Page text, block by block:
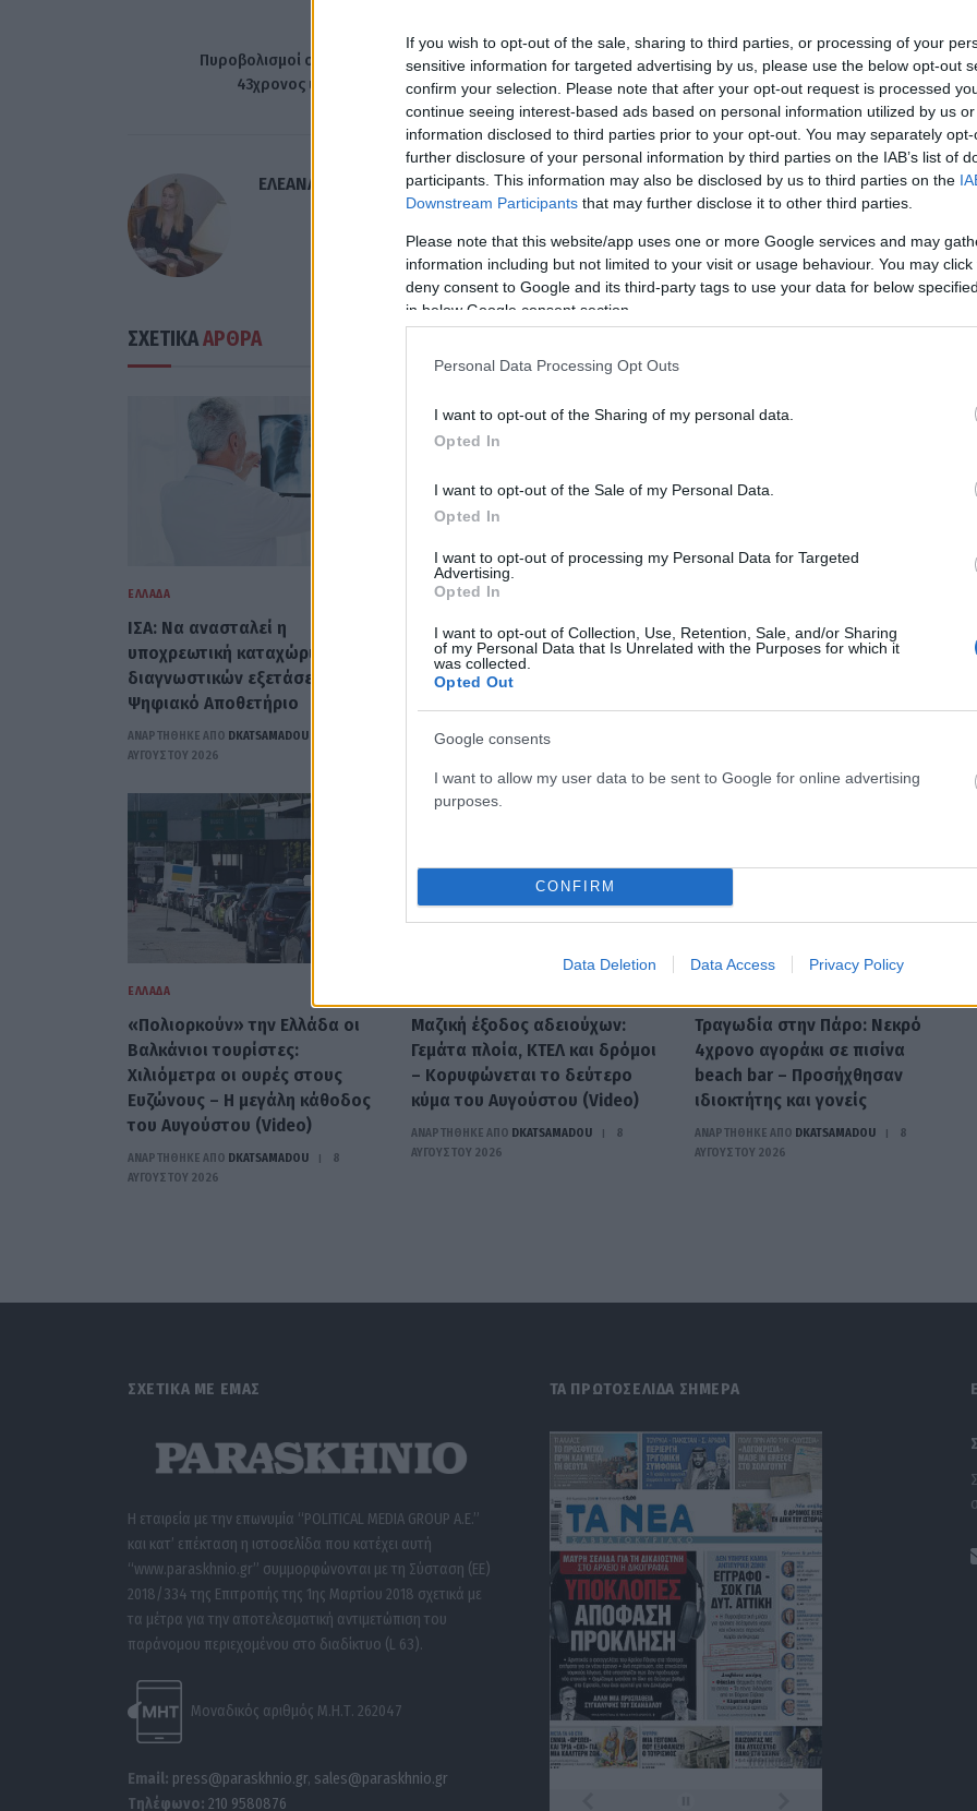
If you wish to opt-out of the sale, sharing to third parties, or processing of your
sensitive information for targeted advertising by us, please use the below opt-out
confirm your selection. Please note that after your opt-out request is processed
continue seeing interest-based ads based on personal information utilized by us
information disclosed to third parties prior to your opt-out. You may separately
further disclosure of your personal information by third parties on the IAB’s list of
participants. This information may also be disclosed by us to third parties on the
Downstream Participants that may further disclose it to other third parties.
Please note that this website/app uses one or more Google services and may
information including but not limited to your visit or usage behaviour. You may
deny consent to Google and its third-party tags to use your data for below
in below Google consent section.
Personal Data Processing Opt Outs
I want to opt-out of the Sharing of my personal data.
Opted In
I want to opt-out of the Sale of my Personal Data.
Opted In
I want to opt-out of processing my Personal Data for Targeted
Advertising.
Opted In
I want to opt-out of Collection, Use, Retention, Sale, and/or Sharing
of my Personal Data that Is Unrelated with the Purposes for which it
was collected.
Opted Out
Google consents
I want to allow my user data to be sent to Google for online advertising
purposes.
CONFIRM
Data Deletion Data Access Privacy Policy
Πυροβολισμοί στην Νέα Ερυθραία: Νεκρός
43χρονος υπάλληλος φυσικού αερίου
Κορωνοϊός: Παραμένουν πάνω από τα 3.000 τα
κρούσματα – Τι λέει ο ΕΟΔΥ
ΕΛΕΑΝΑ ΖΑΜΠΑΡΑ
ΣΧΕΤΙΚΑΑΡΘΡΑ
ΕΛΛΆΔΑ
ΙΣΑ: Να ανασταλεί η
υποχρεωτική καταχώριση
διαγνωστικών εξετάσεων στο
Ψηφιακό Αποθετήριο
ΑΝΑΡΤΗΘΗΚΕ ΑΠΟ DKATSAMADOU
ΑΥΓΟΎΣΤΟΥ 2026
ΕΛΛΆΔΑ
Προληπτική ανάκληση
μαρμελάδας φράουλα – Ποια
παρτίδα αφορά
ΑΝΑΡΤΗΘΗΚΕ ΑΠΟDKATSAMADOU
8
ΑΥΓΟΎΣΤΟΥ 2026
Αθηνών – Σουνίου: Ακόμη μία
αναστροφή, ακόμη ένα τροχαίο
ΕΛΛΆΔΑ
«Πολιορκούν» την Ελλάδα οι
Βαλκάνιοι τουρίστες:
Χιλιόμετρα οι ουρές στους
Ευζώνους – Η μεγάλη κάθοδος
του Αυγούστου (Video)
ΑΝΑΡΤΗΘΗΚΕ ΑΠΟ DKATSAMADOU
8
ΑΥΓΟΎΣΤΟΥ 2026
Μαζική έξοδος αδειούχων:
Γεμάτα πλοία, ΚΤΕΛ και δρόμοι
– Κορυφώνεται το δεύτερο
κύμα του Αυγούστου (Video)
ΑΝΑΡΤΗΘΗΚΕ ΑΠΟ DKATSAMADOU
8
ΑΥΓΟΎΣΤΟΥ 2026
Τραγωδία στην Πάρο: Νεκρό
4χρονο αγοράκι σε πισίνα
beach bar – Προσήχθησαν
ιδιοκτήτης και γονείς
ΑΝΑΡΤΗΘΗΚΕ ΑΠΟ DKATSAMADOU
8
ΑΥΓΟΎΣΤΟΥ 2026
ΣΧΕΤΙΚΑ ΜΕ ΕΜΑΣ
Η εταιρεία με την επωνυμία “POLITICAL MEDIA GROUP A.E.”
και κατ’ επέκταση η ιστοσελίδα που κατέχει αυτή
“www.paraskhnio.gr” συμμορφώνονται με τη Σύσταση (ΕΕ)
2018/334 της Επιτροπής της 1ης Μαρτίου 2018 σχετικά με
τα μέτρα για την αποτελεσματική αντιμετώπιση του
παράνομου περιεχομένου στο διαδίκτυο (L 63).
Μοναδικός αριθμός Μ.Η.Τ. 262047
Email: press@paraskhnio.gr, sales@paraskhnio.gr
Τηλέφωνο: 210 9580876
ΤΑ ΠΡΩΤΟΣΕΛΙΔΑ ΣΗΜΕΡΑ